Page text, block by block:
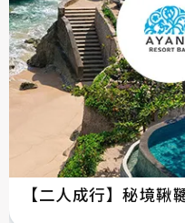
【二人成行】秘境鞦